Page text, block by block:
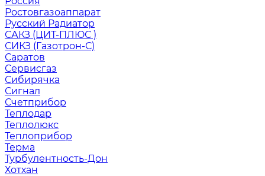
Ростовгазоаппарат
Русский Радиатор
САКЗ (ЦИТ-ПЛЮС )
СИКЗ (Газотрон-С)
Саратов
Сервисгаз
Сибирячка
Сигнал
Счетприбор
Теплодар
Теплолюкс
Теплоприбор
Терма
Турбулентность-Дон
Хотхан